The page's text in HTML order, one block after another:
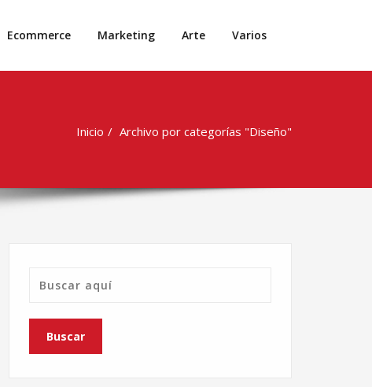
Ecommerce Marketing Arte Varios
Inicio Archivo por categorías "Diseño"